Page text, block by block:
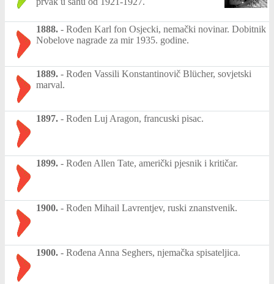
1888. - Rođen Karl fon Osjecki, nemački novinar. Dobitnik
Nobelove nagrade za mir 1935. godine.
1889. - Rođen Vassili Konstantinovič Blücher, sovjetski
marval.
1897. - Rođen Luj Aragon, francuski pisac.
1899. - Rođen Allen Tate, američki pjesnik i kritičar.
1900. - Rođen Mihail Lavrentjev, ruski znanstvenik.
1900. - Rođena Anna Seghers, njemačka spisateljica.